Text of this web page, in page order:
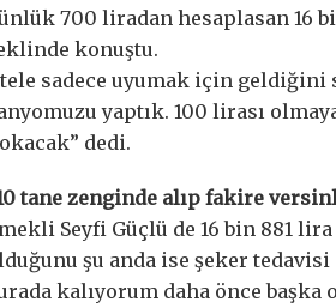
700 liradan hesaplasan 16
konuştu.
sadece uyumak için geldiğini
yaptık. 100 lirası
dedi.
tane zenginde alıp fakire
Seyfi Güçlü de 16 bin 881
şu anda ise şeker
kalıyorum daha önce